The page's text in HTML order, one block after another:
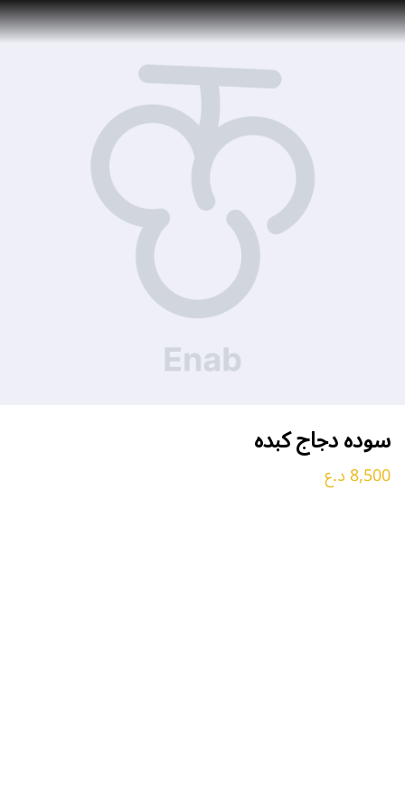
سوده دجاج كبده
8,500 د.ع